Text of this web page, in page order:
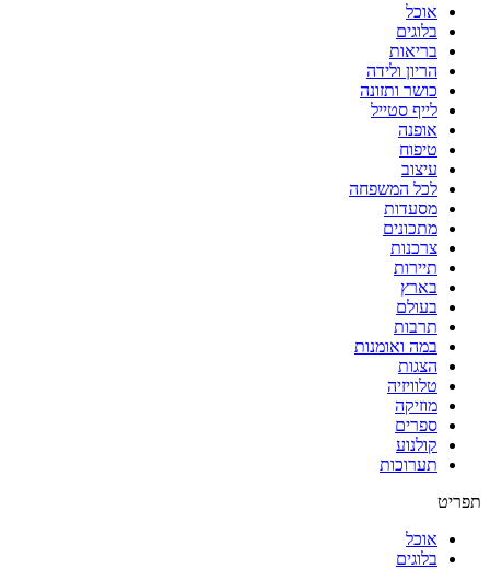
לחג
אוכל
בלוגים
בריאות
הריון ולידה
כושר ותזונה
לייף סטייל
אופנה
טיפוח
עיצוב
לכל המשפחה
מסעדות
מתכונים
צרכנות
תיירות
בארץ
בעולם
תרבות
במה ואומנות
הצגות
טלוויזיה
מוזיקה
ספרים
קולנוע
תערוכות
תפריט
אוכל
בלוגים